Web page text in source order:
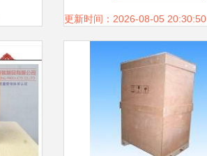
更新时间：2026-08-05 20:30:50